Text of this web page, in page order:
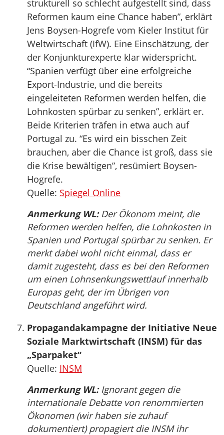
strukturell so schlecht aufgestellt sind, dass
Reformen kaum eine Chance haben”, erklärt
Jens Boysen-Hogrefe vom Kieler Institut für
Weltwirtschaft (IfW). Eine Einschätzung, der
der Konjunkturexperte klar widerspricht.
“Spanien verfügt über eine erfolgreiche
Export-Industrie, und die bereits
eingeleiteten Reformen werden helfen, die
Lohnkosten spürbar zu senken”, erklärt er.
Beide Kriterien träfen in etwa auch auf
Portugal zu. “Es wird ein bisschen Zeit
brauchen, aber die Chance ist groß, dass sie
die Krise bewältigen”, resümiert Boysen-
Hogrefe.
Quelle: Spiegel Online
Anmerkung WL:Der Ökonom meint, die
Reformen werden helfen, die Lohnkosten in
Spanien und Portugal spürbar zu senken. Er
merkt dabei wohl nicht einmal, dass er
damit zugesteht, dass es bei den Reformen
um einen Lohnsenkungswettlauf innerhalb
Europas geht, der im Übrigen von
Deutschland angeführt wird.
Propagandakampagne der Initiative Neue
Soziale Marktwirtschaft (INSM) für das
„Sparpaket“
Quelle: INSM
Anmerkung WL:Ignorant gegen die
internationale Debatte von renommierten
Ökonomen (wir haben sie zuhauf
dokumentiert) propagiert die INSM ihr